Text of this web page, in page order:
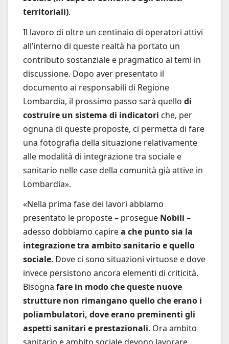
territoriali).
Il lavoro di oltre un centinaio di operatori attivi
all’interno di queste realtà ha portato un
contributo sostanziale e pragmatico ai temi in
discussione. Dopo aver presentato il
documento ai responsabili di Regione
Lombardia, il prossimo passo sarà quello di
costruire un sistema di indicatori che, per
ognuna di queste proposte, ci permetta di fare
una fotografia della situazione relativamente
alle modalità di integrazione tra sociale e
sanitario nelle case della comunità già attive in
Lombardia».
«Nella prima fase dei lavori abbiamo
presentato le proposte – prosegue Nobili –
adesso dobbiamo capirea che punto sia la
integrazione tra ambito sanitario e quello
sociale. Dove ci sono situazioni virtuose e dove
invece persistono ancora elementi di criticità.
Bisogna fare in modo che queste nuove
strutture non rimangano quello che erano i
poliambulatori, dove erano preminenti gli
aspetti sanitari e prestazionali. Ora ambito